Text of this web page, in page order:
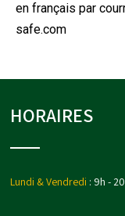
en français par
safe.com
HORAIRES
Lundi & Vendredi : 9h -